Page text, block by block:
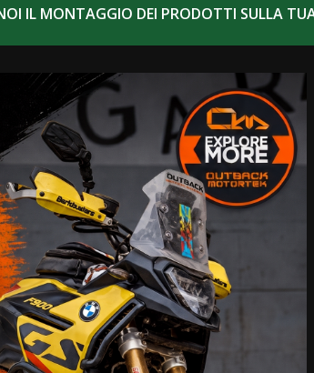
IL MONTAGGIO DEI PRODOTTI SULLA
TUA MOTO
Aprilia Tuareg 660 Home
KTM 690 2019+